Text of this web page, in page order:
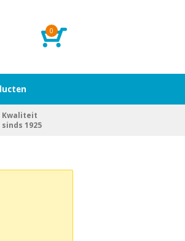
0
Kwaliteit
sinds 1925